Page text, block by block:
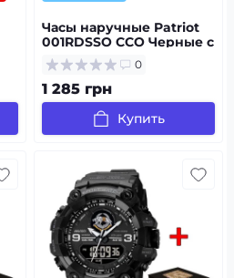
Часы наручные Patriot
001RDSSO ССО Черные с
красным + Коробка
0
1 285 грн
Купить